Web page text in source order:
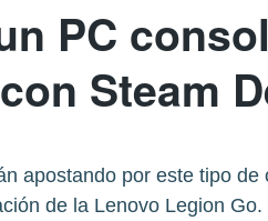
PC
Steam
apostando por este tipo de
de la Lenovo Legion Go.